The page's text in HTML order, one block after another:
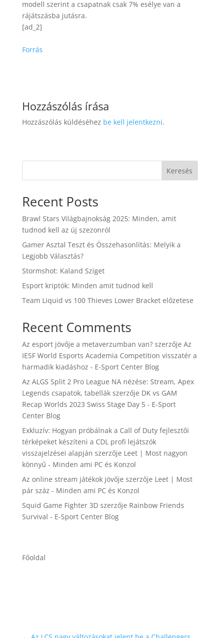
modell szerint a csapatnak csak 7% esélye van a
rájátszásba jutásra.
[ad_2]
Forrás
Hozzászólás írása
Hozzászólás küldéséhez be kell jelentkezni.
Keresés
Recent Posts
Brawl Stars Világbajnokság 2025: Minden, amit
tudnod kell az új szezonról
Gamer Asztal Teszt és Összehasonlítás: Melyik a
Legjobb Választás?
Stormshot: Kaland Sziget
Esport kriptók: Minden amit tudnod kell
Team Liquid vs 100 Thieves Lower Bracket előzetese
Recent Comments
Az esport jövője a metaverzumban van?szerzője Az
IESF World Esports Academia Competition visszatér a
harmadik kiadáshoz - E-Sport Center Blog
Az ALGS Split 2 Pro League NA nézése: Stream, Apex
Legends csapatok, tabellákszerzője DK vs GAM
Recap Worlds 2023 Swiss Stage Day 5 - E-Sport
Center Blog
Exkluzív: Hogyan próbálnak a Call of Duty fejlesztői
térképeket készíteni a CDL profi lejátszók
visszajelzései alapján szerzője Leet | Most nagyon
könnyű - Minden ami PC és Konzol
Az online stream játékok jövője szerzője Leet | Most
pár száz - Minden ami PC és Konzol
Squid Game Fighter 3Dszerzője Rainbow Friends
Survival - E-Sport Center Blog
Főoldal